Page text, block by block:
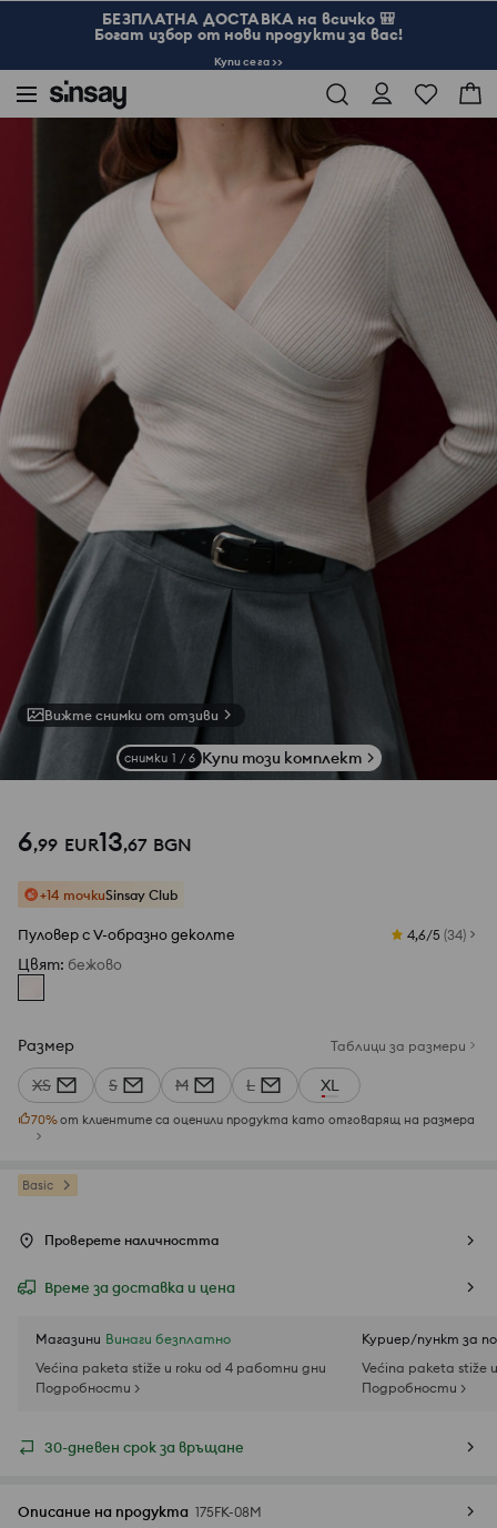
БЕЗПЛАТНА ДОСТАВКА на всичко 🎒
Богат избор от нови продукти за вас!
Купи сега >>
Жени Пуловер с V-образно деколте
Вижте снимки от отзиви
снимки 1 / 6 Купи този комплект
6,99 EUR13,67 BGN
+14 точкиSinsay Club
Пуловер с V-образно деколте 4,6/5 (34)
Цвят: бежово
Размер Таблици за размери
XS S M L XL
70%от клиентите са оценили продукта като отговарящ на размера
Basic
Проверете наличността
Време за доставка и цена
Магазини Винаги безплатно
Većina paketa stiže u roku od 4 работни дни
Подробности >
Куриер/пункт за
Većina paketa stiže
Подробности >
30-дневен срок за връщане
Описание на продукта 175FK-08M